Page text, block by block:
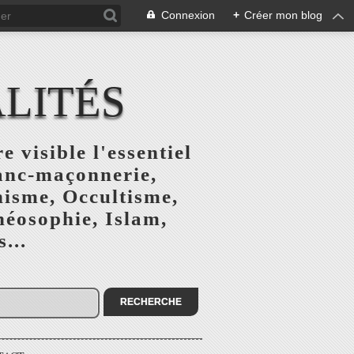
Connexion + Créer mon blog
visible l'essentiel
maçonnerie,
Occultisme,
Islam,